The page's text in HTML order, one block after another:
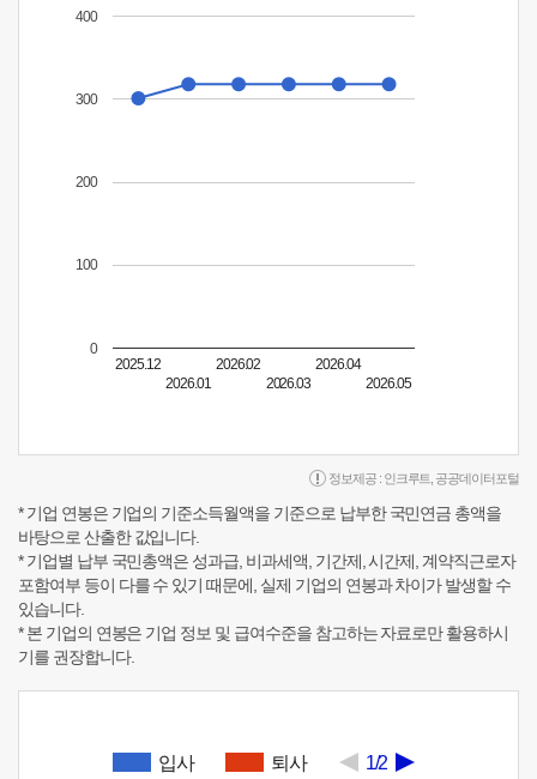
2025.12
2026.01
2026.02
2026.03
2026.04
2026.05
0
100
200
300
400
정보제공 : 인크루트 공공데이터포털
* 기업 연봉은 기업의 기준소득월액을 기준으로 납부한 국민연금 총액을
바탕으로 산출한 값입니다.
* 기업별 납부 국민총액은 성과급, 비과세액, 기간제, 시간제, 계약직근로자
포함여부 등이 다를 수 있기 때문에, 실제 기업의 연봉과 차이가 발생할 수
있습니다.
* 본 기업의 연봉은 기업 정보 및 급여수준을 참고하는 자료로만 활용하시
기를 권장합니다.
입사 퇴사 1/2